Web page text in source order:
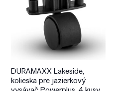
DURAMAXX Lakeside,
kolieska pre jazierkový